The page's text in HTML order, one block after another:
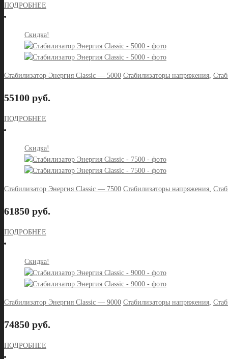
ПОДРОБНЕЕ
Скидка!
Стабилизатор Энергия Classic — 5000 Стабилизаторы напряжения
55100 руб.
ПОДРОБНЕЕ
Скидка!
Стабилизатор Энергия Classic — 7500 Стабилизаторы напряжения,
61850 руб.
ПОДРОБНЕЕ
Скидка!
Стабилизатор Энергия Classic — 9000 Стабилизаторы напряжения,
74850 руб.
ПОДРОБНЕЕ